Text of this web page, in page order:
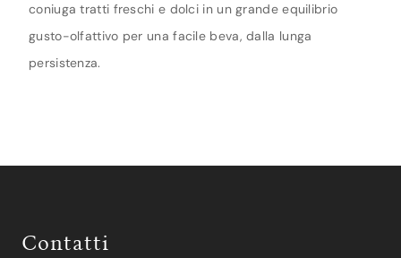
coniuga tratti freschi e dolci in un grande equilibrio
gusto-olfattivo per una facile beva, dalla lunga
persistenza.
Contatti